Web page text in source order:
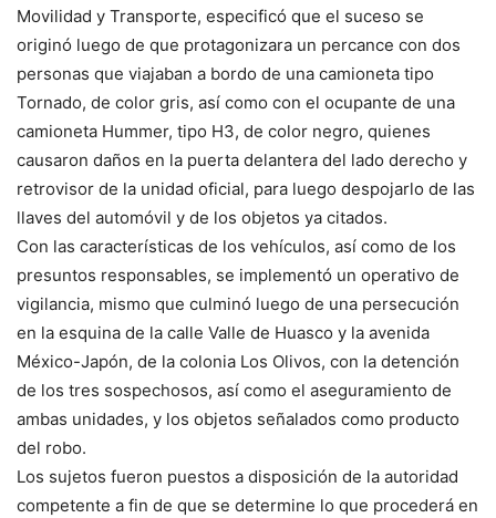
Movilidad y Transporte, especificó que el suceso se
originó luego de que protagonizara un percance con dos
personas que viajaban a bordo de una camioneta tipo
Tornado, de color gris, así como con el ocupante de una
camioneta Hummer, tipo H3, de color negro, quienes
causaron daños en la puerta delantera del lado derecho y
retrovisor de la unidad oficial, para luego despojarlo de las
llaves del automóvil y de los objetos ya citados.
Con las características de los vehículos, así como de los
presuntos responsables, se implementó un operativo de
vigilancia, mismo que culminó luego de una persecución
en la esquina de la calle Valle de Huasco y la avenida
México-Japón, de la colonia Los Olivos, con la detención
de los tres sospechosos, así como el aseguramiento de
ambas unidades, y los objetos señalados como producto
del robo.
Los sujetos fueron puestos a disposición de la autoridad
competente a fin de que se determine lo que procederá en